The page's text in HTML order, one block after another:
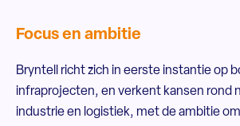
Focus en ambitie
Bryntell richt zich in eerste instantie op
infraprojecten, en verkent kansen rond
industrie en logistiek, met de ambitie